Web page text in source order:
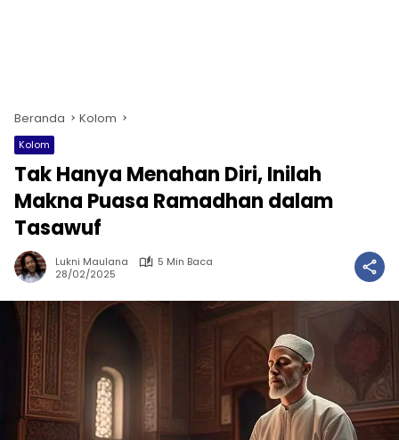
Beranda Kolom
Kolom
Tak Hanya Menahan Diri, Inilah
Makna Puasa Ramadhan dalam
Tasawuf
Lukni Maulana
5 Min Baca
28/02/2025